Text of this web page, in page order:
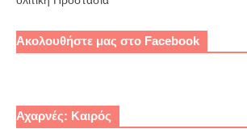
Ακολουθήστε μας στο Facebook
Αχαρνές: Καιρός